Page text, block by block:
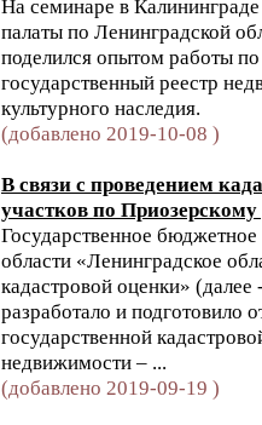
На семинаре в
палаты по Ленинградской
поделился опытом работы
государственный реестр
культурного наследия.
(добавлено 2019-10-08 )
В связи с проведением
участков по
Государственное
области «Ленинградское
кадастровой оценки»
разработало и подготовило
государственной
недвижимости – ...
(добавлено 2019-09-19 )